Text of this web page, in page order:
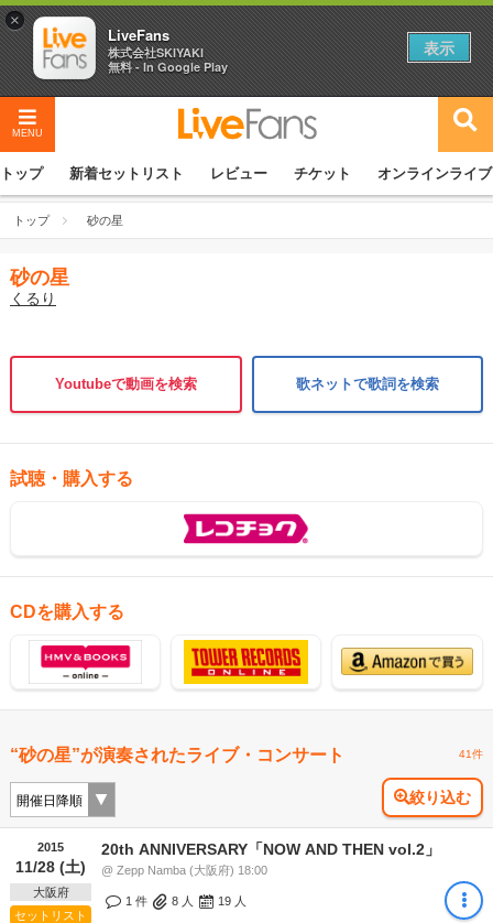
MENU
トップ 新着セットリスト レビュー チケット オンラインライブ
トップ 砂の星
砂の星
くるり
Youtubeで動画を検索 歌ネットで歌詞を検索
試聴・購入する
CDを購入する
“砂の星”が演奏されたライブ・コンサート 41件
絞り込む
2015
11/28 (土)
大阪府
セットリスト
20th ANNIVERSARY「NOW AND THEN vol.2」
@ Zepp Namba (大阪府) 18:00
1 件 8 人 19 人
×
LiveFans
株式会社SKIYAKI
無料 - In Google Play
表示